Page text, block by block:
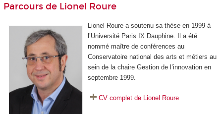
Parcours de Lionel Roure
Lionel Roure a soutenu sa thèse en 1999 à
l’Université Paris IX Dauphine. Il a été
nommé maître de conférences au
Conservatoire national des arts et métiers au
sein de la chaire Gestion de l’innovation en
septembre 1999.
CV complet de Lionel Roure